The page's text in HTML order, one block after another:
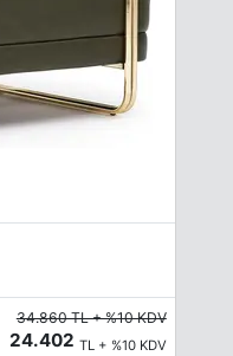
34.860 TL + %10 KDV
24.402 TL + %10 KDV